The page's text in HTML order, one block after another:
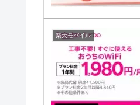
楽天モバイル